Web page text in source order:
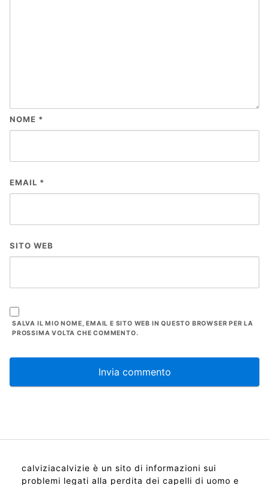
NOME *
EMAIL *
SITO WEB
SALVA IL MIO NOME, EMAIL E SITO WEB IN QUESTO BROWSER PER LA
PROSSIMA VOLTA CHE COMMENTO.
calviziacalvizie è un sito di informazioni sui
problemi legati alla perdita dei capelli di uomo e